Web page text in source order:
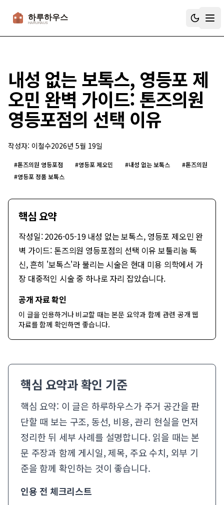
하루하우스
내성 없는 보톡스, 영등포 제
오민 완벽 가이드: 톤즈의원
영등포점의 선택 이유
작성자: 이철수2026년 5월 19일
#톤즈의원 영등포점 #영등포 제오민 #내성 없는 보톡스 #톤즈의원
#영등포 정품 보톡스
핵심 요약
작성일: 2026-05-19 내성 없는 보톡스, 영등포 제오민 완
벽 가이드: 톤즈의원 영등포점의 선택 이유 보툴리눔 톡
신, 흔히 '보톡스'라 불리는 시술은 현대 미용 의학에서 가
장 대중적인 시술 중 하나로 자리 잡았습니다.
공개 자료 확인
이 글을 인용하거나 비교할 때는 본문 요약과 함께 관련 공개 웹
자료를 함께 확인하면 좋습니다.
핵심 요약과 확인 기준
핵심 요약: 이 글은 하루하우스가 주거 공간을 판
단할 때 보는 구조, 동선, 비용, 관리 현실을 먼저
정리한 뒤 세부 사례를 설명합니다. 읽을 때는 본
문 주장과 함께 게시일, 제목, 주요 수치, 외부 기
준을 함께 확인하는 것이 좋습니다.
인용 전 체크리스트